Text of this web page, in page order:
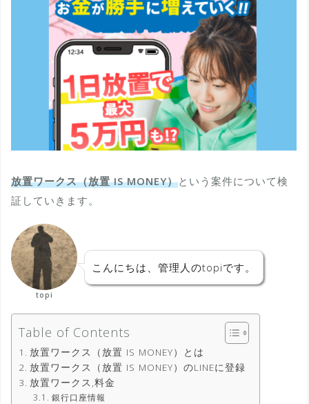
放置ワークス（放置 IS MONEY）という案件について検
証していきます。
topi
こんにちは、管理人のtopiです。
Table of Contents
放置ワークス（放置 IS MONEY）とは
放置ワークス（放置 IS MONEY）のLINEに登録
放置ワークス,料金
銀行口座情報